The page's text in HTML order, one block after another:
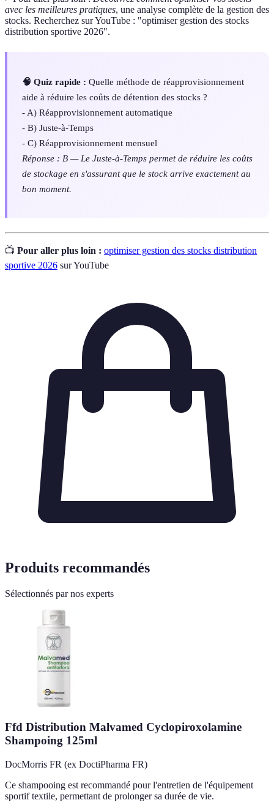
avec les meilleures pratiques, une analyse complète de la gestion des
stocks. Recherchez sur YouTube : "optimiser gestion des stocks
distribution sportive 2026".
🧠 Quiz rapide : Quelle méthode de réapprovisionnement
aide à réduire les coûts de détention des stocks ?
- A) Réapprovisionnement automatique
- B) Juste-à-Temps
- C) Réapprovisionnement mensuel
Réponse : B — Le Juste-à-Temps permet de réduire les coûts
de stockage en s'assurant que le stock arrive exactement au
bon moment.
📺 Pour aller plus loin : optimiser gestion des stocks distribution
sportive 2026 sur YouTube
Produits recommandés
Sélectionnés par nos experts
Ffd Distribution Malvamed Cyclopiroxolamine
Shampoing 125ml
DocMorris FR (ex DoctiPharma FR)
Ce shampooing est recommandé pour l'entretien de l'équipement
sportif textile, permettant de prolonger sa durée de vie.